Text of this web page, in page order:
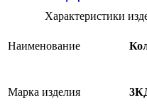
Характеристики
Наименование
Марка изделия